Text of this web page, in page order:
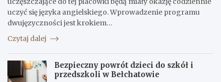
uczyć się języka angielskiego. Wprowadzenie programu
dwujęzyczności jest krokiem…
Czytaj dalej
Bezpieczny powrót dzieci do szkół i
przedszkoli w Bełchatowie